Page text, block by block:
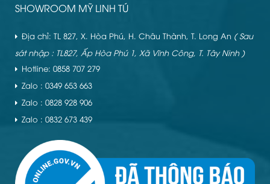
SHOWROOM MỸ LINH TÚ
Địa chỉ: TL 827, X. Hòa Phú, H. Châu Thành, T. Long An ( Sau
sát nhập : TL827, Ấp Hòa Phú 1, Xã Vĩnh Công, T. Tây Ninh )
Hotline: 0858 707 279
Zalo : 0349 653 663
Zalo : 0828 928 906
Zalo : 0832 673 439